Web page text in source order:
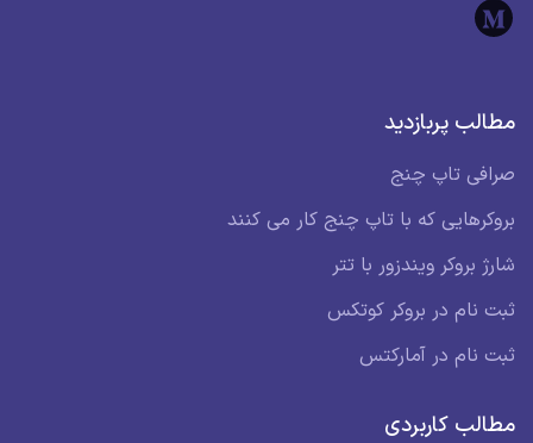
مطالب پربازدید
صرافی تاپ چنج
بروکرهایی که با تاپ چنج کار می کنند
شارژ بروکر ویندزور با تتر
ثبت نام در بروکر کوتکس
ثبت نام در آمارکتس
مطالب کاربردی